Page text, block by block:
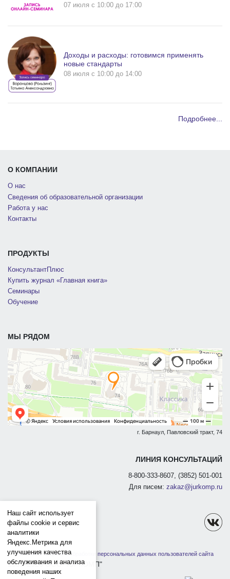
07 июля c 10:00 до 17:00
Доходы и расходы: готовимся применять
новые стандарты
08 июля c 10:00 до 14:00
Подробнее...
О КОМПАНИИ
О нас
Сведения об образовательной организации
Работа у нас
Контакты
ПРОДУКТЫ
КонсультантПлюс
Купить журнал «Главная книга»
Семинары
Обучение
МЫ РЯДОМ
г. Барнаул, Павловский тракт, 74
ЛИНИЯ КОНСУЛЬТАЦИЙ
8-800-333-8607, (3852) 501-001
Для писем: zakaz@jurkomp.ru
Политика защиты и обработки персональных данных пользователей сайта
1991-2026 ООО "ЮРКОМП"
Наш сайт использует
файлы cookie и сервис
аналитики
Яндекс.Метрика для
улучшения качества
обслуживания и анализа
поведения наших